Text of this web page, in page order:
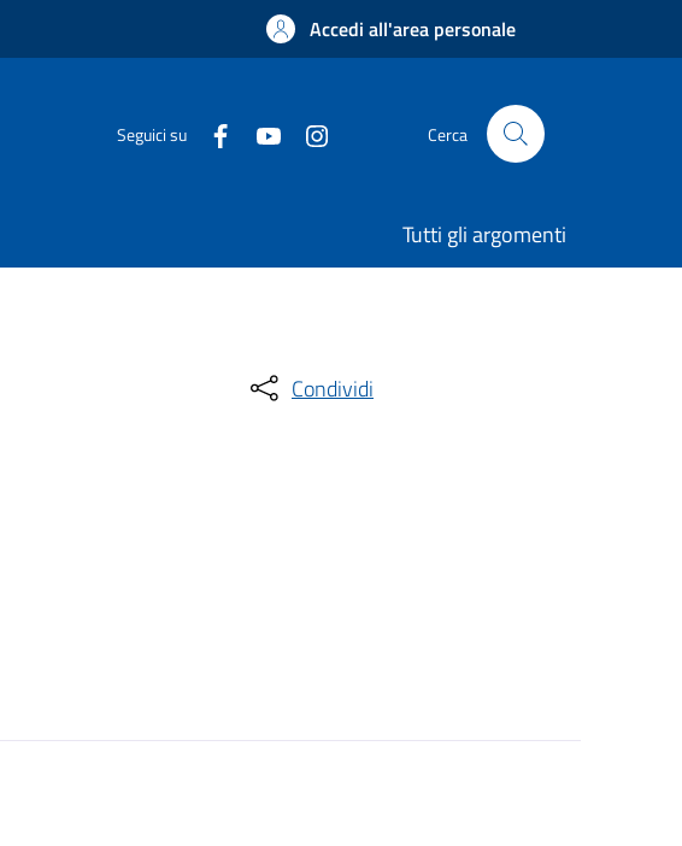
Accedi all'area personale
Seguici su Cerca
Tutti gli argomenti
Condividi